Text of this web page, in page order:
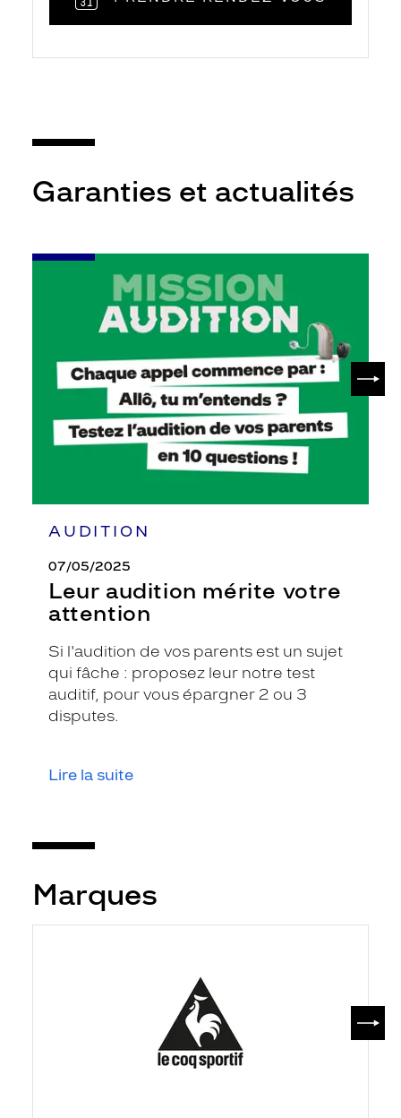
Garanties et actualités
AUDITION
07/05/2025
Leur audition mérite votre
attention
Si l'audition de vos parents est un sujet
qui fâche : proposez leur notre test
auditif, pour vous épargner 2 ou 3
disputes.
Lire la suite
-
Marques